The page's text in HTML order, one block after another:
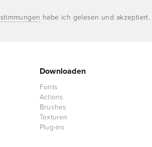
habe ich gelesen und akzeptiert.
Downloaden
Fonts
Actions
Brushes
Texturen
Plug-ins